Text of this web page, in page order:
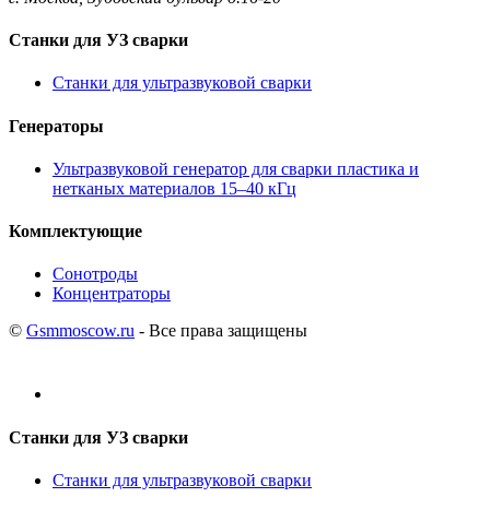
Станки для УЗ сварки
Станки для ультразвуковой сварки
Генераторы
Ультразвуковой генератор для сварки пластика и
нетканых материалов 15–40 кГц
Комплектующие
Сонотроды
Концентраторы
© Gsmmoscow.ru - Все права защищены
Станки для УЗ сварки
Станки для ультразвуковой сварки